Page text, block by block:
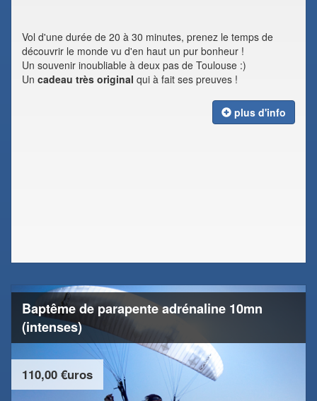
Vol d'une durée de 20 à 30 minutes, prenez le temps de
découvrir le monde vu d'en haut un pur bonheur !
Un souvenir inoubliable à deux pas de Toulouse :)
Un cadeau très original qui à fait ses preuves !
plus d'info
Baptême de parapente adrénaline 10mn
(intenses)
110,00 €uros